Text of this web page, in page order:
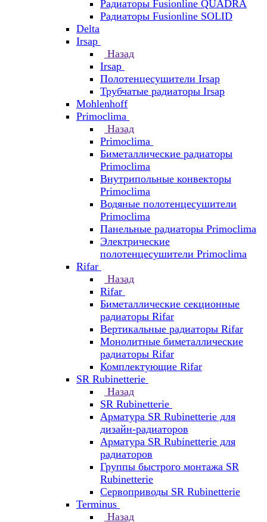
Радиаторы Fusionline QUADRA
Радиаторы Fusionline SOLID
Delta
Irsap
Назад
Irsap
Полотенцесушители Irsap
Трубчатые радиаторы Irsap
Mohlenhoff
Primoclima
Назад
Primoclima
Биметаллические радиаторы
Primoclima
Внутрипольные конвекторы
Primoclima
Водяные полотенцесушители
Primoclima
Панельные радиаторы Primoclima
Электрические
полотенцесушители Primoclima
Rifar
Назад
Rifar
Биметаллические секционные
радиаторы Rifar
Вертикальные радиаторы Rifar
Монолитные биметаллические
радиаторы Rifar
Комплектующие Rifar
SR Rubinetterie
Назад
SR Rubinetterie
Арматура SR Rubinetterie для
дизайн-радиаторов
Арматура SR Rubinetterie для
радиаторов
Группы быстрого монтажа SR
Rubinetterie
Сервоприводы SR Rubinetterie
Terminus
Назад